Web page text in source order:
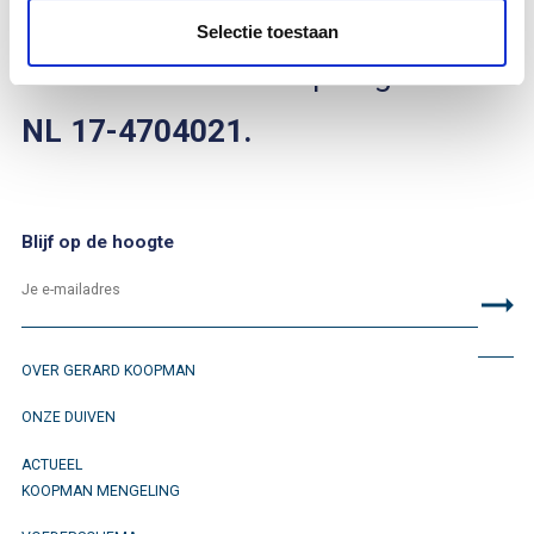
Selectie toestaan
Je kan hem vinden op ringnummer
NL 17-4704021.
Blijf op de hoogte
OVER GERARD KOOPMAN
ONZE DUIVEN
ACTUEEL
KOOPMAN MENGELING